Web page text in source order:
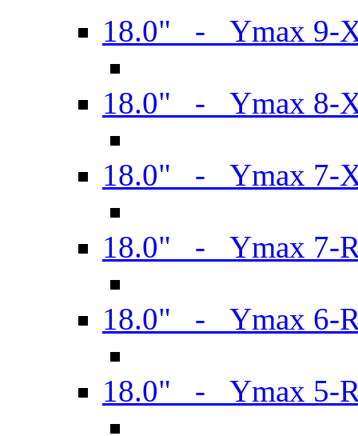
18.0" - Ymax 9-
18.0" - Ymax 8-
18.0" - Ymax 7-
18.0" - Ymax 7-
18.0" - Ymax 6-
18.0" - Ymax 5-